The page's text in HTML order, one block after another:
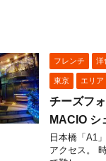
フレンチ 洋
東京 エリア
チーズフ
MACIO シ
日本橋「A1
アクセス。